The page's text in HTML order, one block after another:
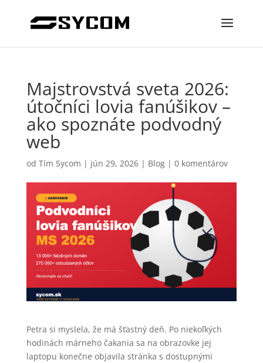
Majstrovstvá sveta 2026:
útočníci lovia fanúšikov –
ako spoznáte podvodný
web
od Tím Sycom | jún 29, 2026| Blog| 0 komentárov
Petra si myslela, že má šťastný deň. Po niekoľkých
hodinách márneho čakania sa na obrazovke jej
laptopu konečne objavila stránka s dostupnými